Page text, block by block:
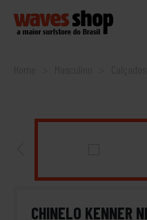
Home
CHINELO KENNER